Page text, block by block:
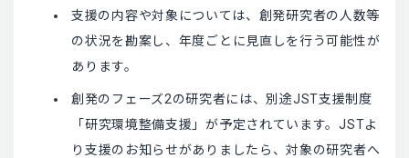
支援の内容や対象については、創発研究者の人数等
の状況を勘案し、年度ごとに見直しを行う可能性が
あります。
創発のフェーズ2の研究者には、別途JST支援制度
「研究環境整備支援」が予定されています。JSTよ
り支援のお知らせがありましたら、対象の研究者へ